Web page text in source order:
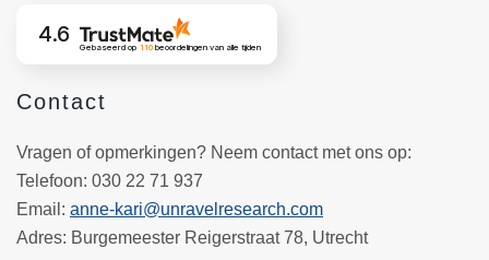
4.6
Gebaseerd op 110beoordelingen van alle tijden
Contact
Vragen of opmerkingen? Neem contact met ons op:
Telefoon: 030 22 71 937
Email : anne-kari@unravelresearch.com
Adres: Burgemeester Reigerstraat 78, Utrecht